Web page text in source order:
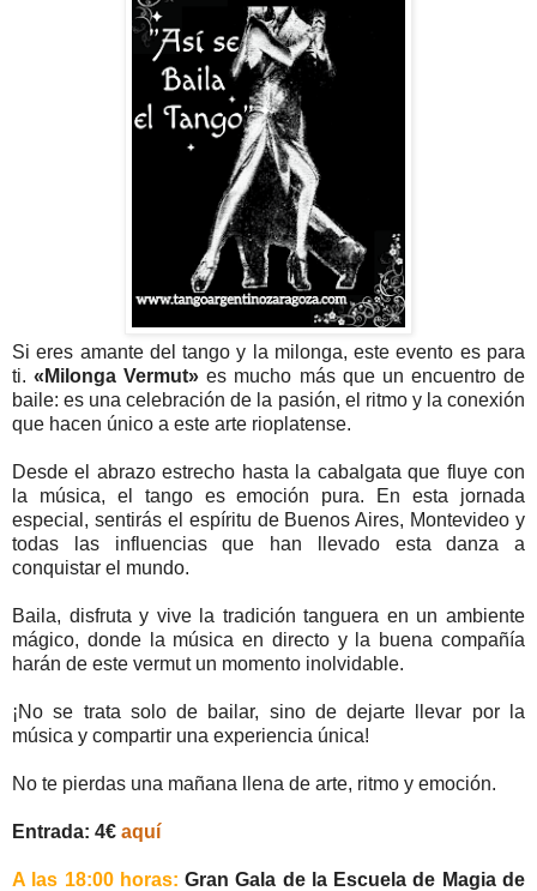
Si eres amante del tango y la milonga, este evento es para
ti.«Milonga Vermut» es mucho más que un encuentro de
baile: es una celebración de la pasión, el ritmo y la conexión
que hacen único a este arte rioplatense.
Desde el abrazo estrecho hasta la cabalgata que fluye con
la música, el tango es emoción pura. En esta jornada
especial, sentirás el espíritu de Buenos Aires, Montevideo y
todas las influencias que han llevado esta danza a
conquistar el mundo.
Baila, disfruta y vive la tradición tanguera en un ambiente
mágico, donde la música en directo y la buena compañía
harán de este vermut un momento inolvidable.
¡No se trata solo de bailar, sino de dejarte llevar por la
música y compartir una experiencia única!
No te pierdas una mañana llena de arte, ritmo y emoción.
Entrada: 4€ aquí
A las 18:00 horas:Gran Gala de la Escuela de Magia de